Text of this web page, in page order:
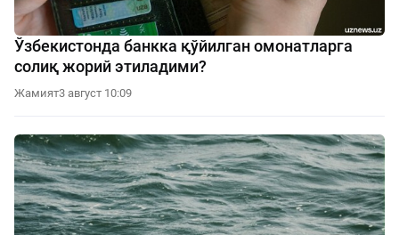
Ўзбекистонда банкка қўйилган омонатларга
солиқ жорий этиладими?
Жамият3 август 10:09